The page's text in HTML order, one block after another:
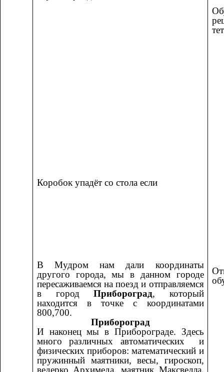
Коробок упадёт со стола если
В Мудром нам дали координаты
другого города, мы в данном городе
пересаживаемся на поезд и отправляемся
в городПрибороград, который
находится в точке с координатами
800,700.
Прибороград
И наконец мы в Приборограде. Здесь
много различных автоматических и
физических приборов: математический и
пружинный маятники, весы, гироскоп,
ведерко Архимеда, маятник Максвелла,